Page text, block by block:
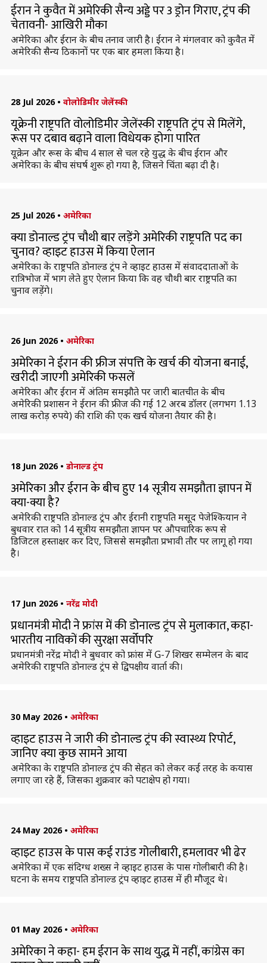
ईरान ने कुवैत में अमेरिकी सैन्य अड्डे पर 3 ड्रोन गिराए, ट्रंप की
चेतावनी- आखिरी मौका
अमेरिका और ईरान के बीच तनाव जारी है। ईरान ने मंगलवार को कुवैत में
अमेरिकी सैन्य ठिकानों पर एक बार हमला किया है।
28 Jul 2026 • वोलोडिमीर जेलेंस्की
यूक्रेनी राष्ट्रपति वोलोडिमीर जेलेंस्की राष्ट्रपति ट्रंप से मिलेंगे,
रूस पर दबाव बढ़ाने वाला विधेयक होगा पारित
यूक्रेन और रूस के बीच 4 साल से चल रहे युद्ध के बीच ईरान और
अमेरिका के बीच संघर्ष शुरू हो गया है, जिसने चिंता बढ़ा दी है।
25 Jul 2026 • अमेरिका
क्या डोनाल्ड ट्रंप चौथी बार लड़ेंगे अमेरिकी राष्ट्रपति पद का
चुनाव? व्हाइट हाउस में किया ऐलान
अमेरिका के राष्ट्रपति डोनाल्ड ट्रंप ने व्हाइट हाउस में संवाददाताओं के
रात्रिभोज में भाग लेते हुए ऐलान किया कि वह चौथी बार राष्ट्रपति का
चुनाव लड़ेंगे।
26 Jun 2026 • अमेरिका
अमेरिका ने ईरान की फ्रीज संपत्ति के खर्च की योजना बनाई,
खरीदी जाएगी अमेरिकी फसलें
अमेरिका और ईरान में अंतिम समझौते पर जारी बातचीत के बीच
अमेरिकी प्रशासन ने ईरान की फ्रीज की गई 12 अरब डॉलर (लगभग 1.13
लाख करोड़ रुपये) की राशि की एक खर्च योजना तैयार की है।
18 Jun 2026 • डोनाल्ड ट्रंप
अमेरिका और ईरान के बीच हुए 14 सूत्रीय समझौता ज्ञापन में
क्या-क्या है?
अमेरिकी राष्ट्रपति डोनाल्ड ट्रंप और ईरानी राष्ट्रपति मसूद पेजेश्कियान ने
बुधवार रात को 14 सूत्रीय समझौता ज्ञापन पर औपचारिक रूप से
डिजिटल हस्ताक्षर कर दिए, जिससे समझौता प्रभावी तौर पर लागू हो गया
है।
17 Jun 2026 • नरेंद्र मोदी
प्रधानमंत्री मोदी ने फ्रांस में की डोनाल्ड ट्रंप से मुलाकात, कहा-
भारतीय नाविकों की सुरक्षा सर्वोपरि
प्रधानमंत्री नरेंद्र मोदी ने बुधवार को फ्रांस में G-7 शिखर सम्मेलन के बाद
अमेरिकी राष्ट्रपति डोनाल्ड ट्रंप से द्विपक्षीय वार्ता की।
30 May 2026 • अमेरिका
व्हाइट हाउस ने जारी की डोनाल्ड ट्रंप की स्वास्थ्य रिपोर्ट,
जानिए क्या कुछ सामने आया
अमेरिका के राष्ट्रपति डोनाल्ड ट्रंप की सेहत को लेकर कई तरह के कयास
लगाए जा रहे हैं, जिसका शुक्रवार को पटाक्षेप हो गया।
24 May 2026 • अमेरिका
व्हाइट हाउस के पास कई राउंड गोलीबारी, हमलावर भी ढेर
अमेरिका में एक संदिग्ध शख्स ने व्हाइट हाउस के पास गोलीबारी की है।
घटना के समय राष्ट्रपति डोनाल्ड ट्रंप व्हाइट हाउस में ही मौजूद थे।
01 May 2026 • अमेरिका
अमेरिका ने कहा- हम ईरान के साथ युद्ध में नहीं, कांग्रेस का